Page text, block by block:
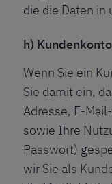
die die Daten in
h) Kundenkonto
Wenn Sie ein
Sie damit ein,
Adresse, E-
sowie Ihre
Passwort)
wir Sie als